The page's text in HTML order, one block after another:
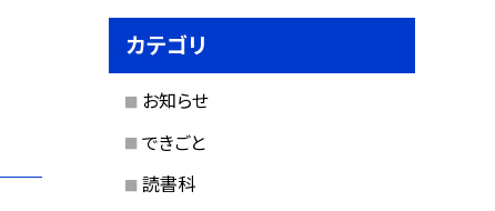
カテゴリ
お知らせ
できごと
読書科